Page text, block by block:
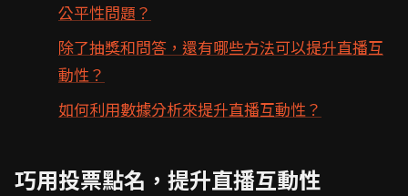
公平性問題？
除了抽獎和問答，還有哪些方法可以提升直播互
動性？
如何利用數據分析來提升直播互動性？
巧用投票點名，提升直播互動性